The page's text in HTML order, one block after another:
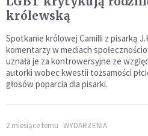
królewską
Spotkanie królowej Camilli z pisarką
komentarzy w mediach
uznała je za kontrowersyjne ze
autorki wobec kwestii tożsamości
głosów poparcia dla pisarki.
2 miesiące temu WYDARZENIA